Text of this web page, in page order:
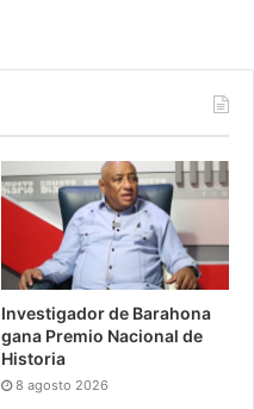
Investigador de Barahona
gana Premio Nacional de
Historia
8 agosto 2026